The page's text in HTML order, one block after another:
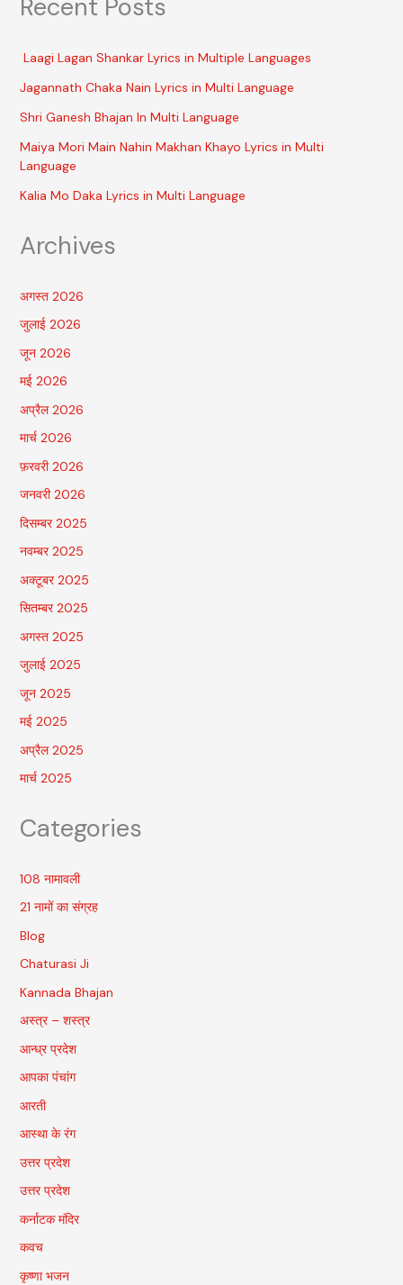
Recent Posts
Laagi Lagan Shankar Lyrics in Multiple Languages
Jagannath Chaka Nain Lyrics in Multi Language
Shri Ganesh Bhajan In Multi Language
Maiya Mori Main Nahin Makhan Khayo Lyrics in Multi
Language
Kalia Mo Daka Lyrics in Multi Language
Archives
अगस्त 2026
जुलाई 2026
जून 2026
मई 2026
अप्रैल 2026
मार्च 2026
फ़रवरी 2026
जनवरी 2026
दिसम्बर 2025
नवम्बर 2025
अक्टूबर 2025
सितम्बर 2025
अगस्त 2025
जुलाई 2025
जून 2025
मई 2025
अप्रैल 2025
मार्च 2025
Categories
108 नामावली
21 नामों का संग्रह
Blog
Chaturasi Ji
Kannada Bhajan
अस्त्र – शस्त्र
आन्ध्र प्रदेश
आपका पंचांग
आरती
आस्था के रंग
उत्तर प्रदेश
उत्तर प्रदेश
कर्नाटक मंदिर
कवच
कृष्णा भजन